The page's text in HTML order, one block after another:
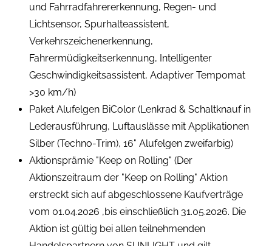
und Fahrradfahrererkennung, Regen- und
Lichtsensor, Spurhalteassistent,
Verkehrszeichenerkennung,
Fahrermüdigkeitserkennung, Intelligenter
Geschwindigkeitsassistent, Adaptiver Tempomat
>30 km/h)
Paket Alufelgen BiColor (Lenkrad & Schaltknauf in
Lederausführung, Luftauslässe mit Applikationen
Silber (Techno-Trim), 16" Alufelgen zweifarbig)
Aktionsprämie "Keep on Rolling" (Der
Aktionszeitraum der "Keep on Rolling" Aktion
erstreckt sich auf abgeschlossene Kaufverträge
vom 01.04.2026 ,bis einschließlich 31.05.2026. Die
Aktion ist gültig bei allen teilnehmenden